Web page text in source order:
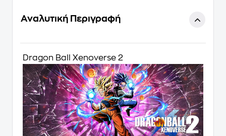
Αναλυτική Περιγραφή
Dragon Ball Xenoverse 2